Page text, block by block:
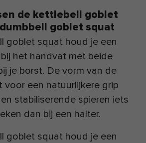
de kettlebell goblet
goblet squat
goblet squat houd je een
het handvat met beide
je borst. De vorm van de
voor een natuurlijkere grip
stabiliserende spieren iets
dan bij een halter.
goblet squat houd je een